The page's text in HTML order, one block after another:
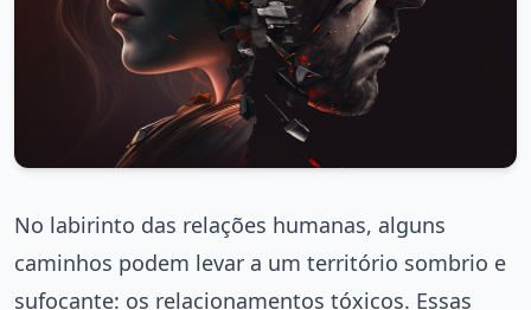
No labirinto das relações humanas, alguns
caminhos podem levar a um território sombrio e
sufocante: os relacionamentos tóxicos. Essas